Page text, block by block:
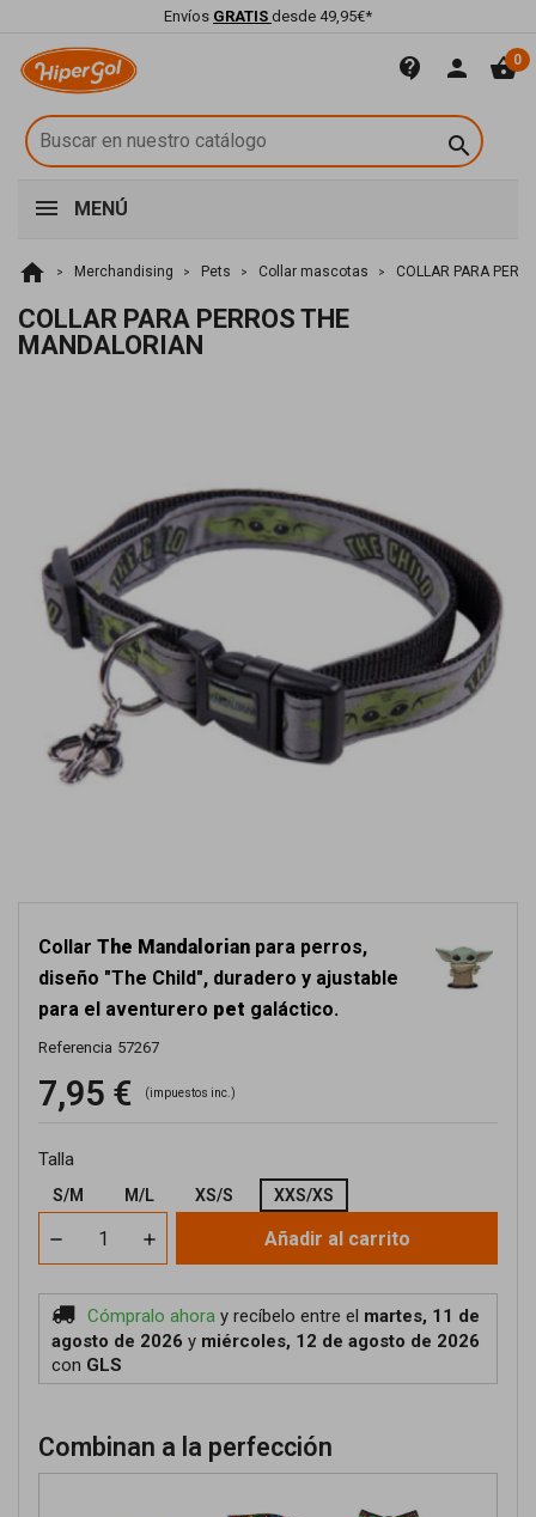
Envíos GRATIS desde 49,95€*
contact_support person shopping_basket0

MENÚ
home Merchandising Pets Collar mascotas COLLAR PARA
COLLAR PARA PERROS THE
MANDALORIAN
Collar The Mandalorian para perros,
diseño "The Child", duradero y ajustable
para el aventurero pet galáctico.
Referencia 57267
7,95 € (impuestos inc.)
Talla
S/M M/L XS/S XXS/XS
Añadir al carrito
Cómpralo ahora y recíbelo entre el martes, 11 de
agosto de 2026 y miércoles, 12 de agosto de 2026
con GLS
Combinan a la perfección